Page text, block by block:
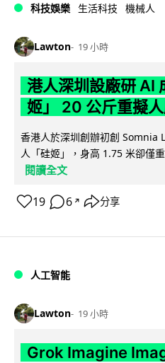
科技娛樂 生活科技 機械人
Lawton 19 小時
港人深圳設廠研 AI
姬」 20 公斤重擬
香港人於深圳創辦初創 Somnia
人「硅姬」，身高 1.75 米卻僅
閱讀全文
19 6 ↗ 分享
人工智能
Lawton 19 小時
Grok Imagine